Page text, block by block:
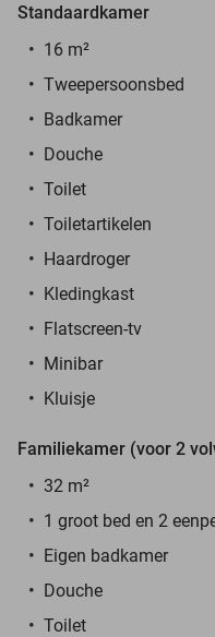
Standaardkamer
16 m²
Tweepersoonsbed
Badkamer
Douche
Toilet
Toiletartikelen
Haardroger
Kledingkast
Flatscreen-tv
Minibar
Kluisje
Familiekamer (voor 2
32 m²
1 groot bed en 2
Eigen badkamer
Douche
Toilet